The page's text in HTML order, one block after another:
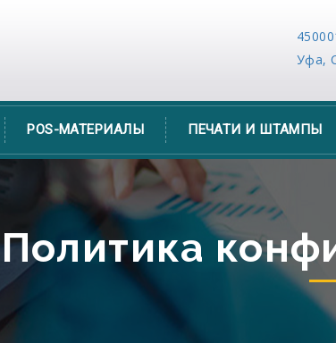
Уфа,
POS-МАТЕРИАЛЫ ПЕЧАТИ И ШТАМПЫ
Политика